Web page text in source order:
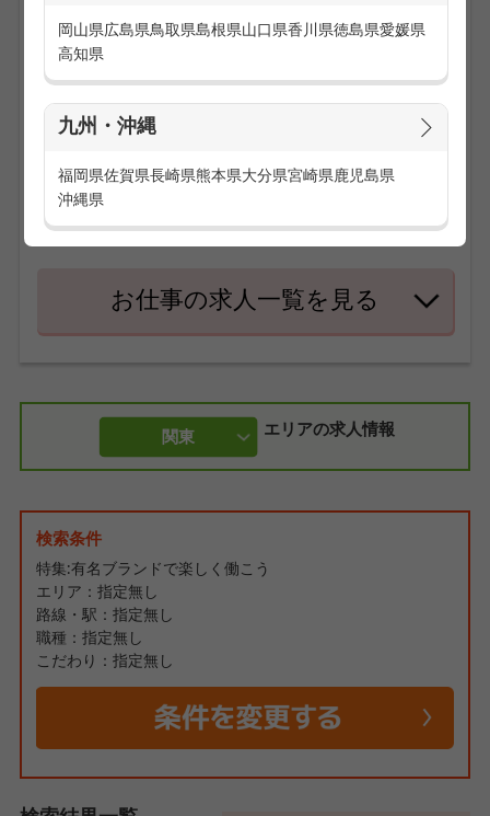
岡山県広島県鳥取県島根県山口県香川県徳島県愛媛県
高知県
九州・沖縄
福岡県佐賀県長崎県熊本県大分県宮崎県鹿児島県
沖縄県
ディスプレイや商品管理
店舗の清掃・品出し など
話題の商品を取り扱うので、お客様も興味津々！
【弊社について】
『博報堂グループ』だからこその充実したサポートがあり、
未経験でも安心！20～40代が活躍中の職場で、スキルアッ
プできるチャンスも豊富です☆
お仕事の求人一覧を見る
関東 エリアの求人情報
検索条件
特集:有名ブランドで楽しく働こう
エリア：指定無し
路線・駅：指定無し
職種：指定無し
こだわり：指定無し